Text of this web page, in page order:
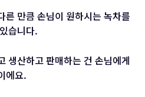
른 만큼 손님이 원하시는 녹차를
습니다.
생산하고 판매하는 건 손님에게
에요.